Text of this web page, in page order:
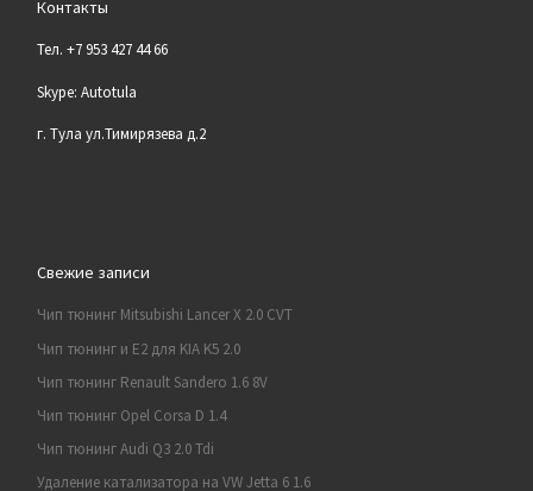
Контакты
Тел. +7 953 427 44 66
Skype: Autotula
г. Тула ул.Тимирязева д.2
Свежие записи
Чип тюнинг Mitsubishi Lancer X 2.0 CVT
Чип тюнинг и E2 для KIA K5 2.0
Чип тюнинг Renault Sandero 1.6 8V
Чип тюнинг Opel Corsa D 1.4
Чип тюнинг Audi Q3 2.0 Tdi
Удаление катализатора на VW Jetta 6 1.6